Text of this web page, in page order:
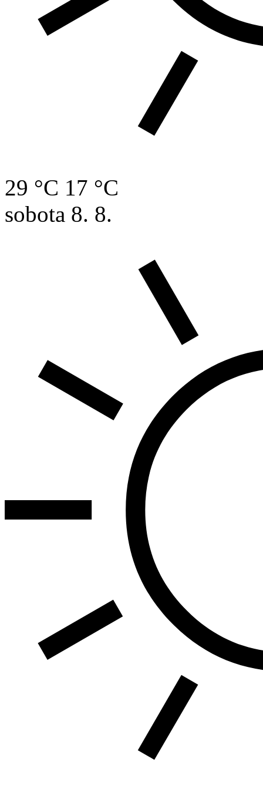
29 °C 17 °C
sobota 8. 8.